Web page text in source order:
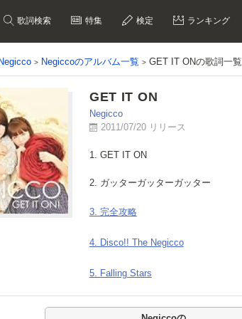
歌詞検索 特集 検定 ランキング
Negicco Negiccoのアルバム一覧 GET IT ONの歌詞一覧
GET IT ON
Negicco
2011/07/20 リリース
1. GET IT ON
2. ガッターガッターガッター
3. 完全攻略
4. Disco!! The Negicco
5. Falling Stars